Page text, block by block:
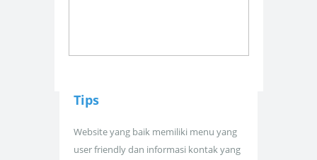
Tips
Website yang baik memiliki menu yang
user friendly dan informasi kontak yang